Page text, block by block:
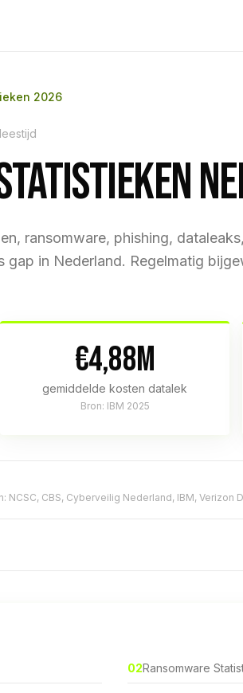
2026
ransomware, phishing,
gap in Nederland. Regelmatig
€4,88M
gemiddelde kosten datalek
Bron: IBM 2025
CBS, Cyberveilig Nederland, IBM, Verizon
02Ransomware